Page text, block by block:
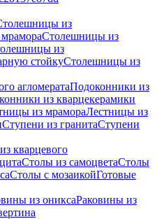
из
Столешницы из
из
стойкуСтолешницы из
агломератаПодоконники из
из кварцекерамики
из мрамораЛестницы из
Ступени из гранитаСтупени
кварцевого
Столы из самоцветаСтолы
Столы с мозаикойГотовые
из ониксаРаковины из